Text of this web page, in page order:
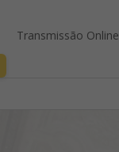
Transmissão Online